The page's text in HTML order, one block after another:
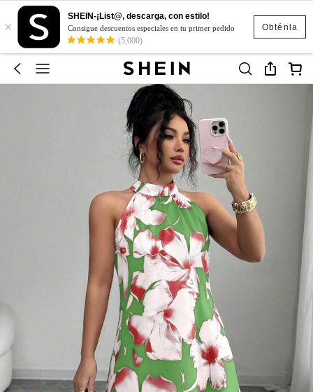
Obténla
×
SHEIN-¡List@, descarga, con estilo!
Consigue descuentos especiales en tu primer pedido
(5,000)